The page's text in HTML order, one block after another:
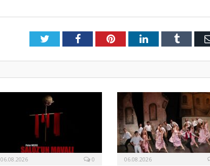
TwitterFacebookPinterestLinkedInTumblr
06.08.2026 0 06.08.2026